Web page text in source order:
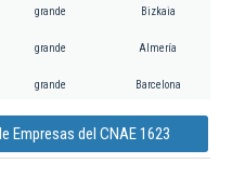
grande Bizkaia
grande Almería
grande Barcelona
Empresas del CNAE 1623